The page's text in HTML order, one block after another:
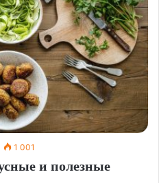
1 001
и полезные